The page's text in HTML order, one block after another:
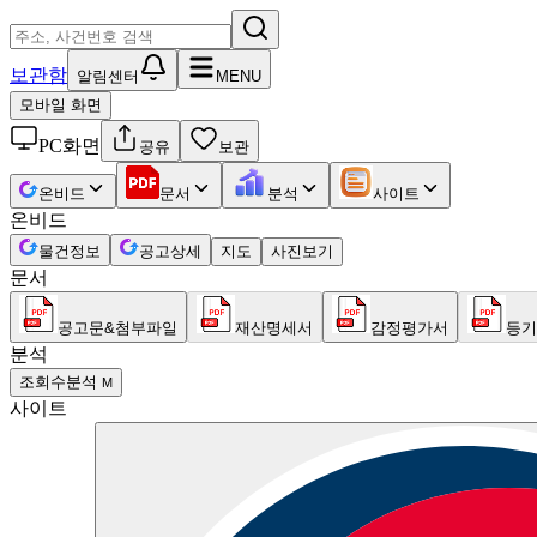
보관함 알림센터
MENU
모바일 화면
PC화면 공유 보관
온비드 문서 분석 사이트
온비드
물건정보 공고상세 지도 사진보기
문서
공고문&첨부파일 재산명세서 감정평가서 등
분석
조회수분석 M
사이트